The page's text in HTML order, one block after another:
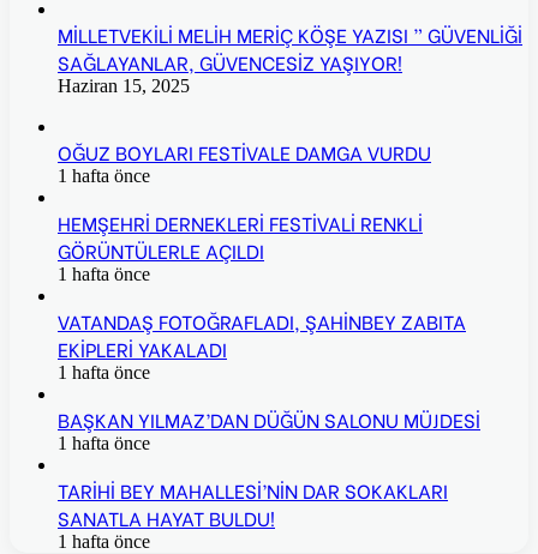
MİLLETVEKİLİ MELİH MERİÇ KÖŞE YAZISI ” GÜVENLİĞİ
SAĞLAYANLAR, GÜVENCESİZ YAŞIYOR!
Haziran 15, 2025
OĞUZ BOYLARI FESTİVALE DAMGA VURDU
1 hafta önce
HEMŞEHRİ DERNEKLERİ FESTİVALİ RENKLİ
GÖRÜNTÜLERLE AÇILDI
1 hafta önce
VATANDAŞ FOTOĞRAFLADI, ŞAHİNBEY ZABITA
EKİPLERİ YAKALADI
1 hafta önce
BAŞKAN YILMAZ’DAN DÜĞÜN SALONU MÜJDESİ
1 hafta önce
TARİHİ BEY MAHALLESİ’NİN DAR SOKAKLARI
SANATLA HAYAT BULDU!
1 hafta önce